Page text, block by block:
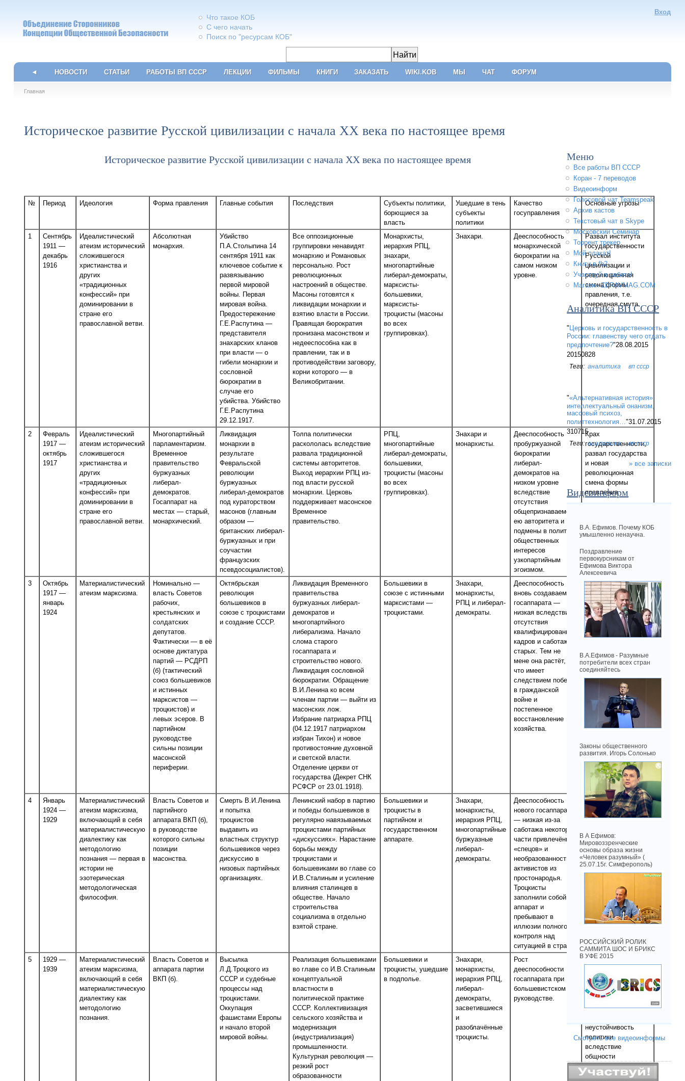
Что такое КОБ
С чего начать
Поиск по "ресурсам КОБ"
Вход
◄ НОВОСТИ СТАТЬИ РАБОТЫ ВП СССР ЛЕКЦИИ ФИЛЬМЫ КНИГИ ЗАКАЗАТЬ WIKI.KOB МЫ ЧАТ ФОРУМ
Главная
Историческое развитие Русской цивилизации с начала ХХ века по настоящее время
Меню
Все работы ВП СССР
Коран - 7 переводов
Видеоинформ
Голосовой чат Teamspeak
Архив кастов
Текстовый чат в Skype
Московский Семинар
Торрент трекер
Мой плакат!
Книги в fb2
Участвуй в работе!
Магазин ZDRAVMAG.COM
Аналитика ВП СССР
" Церковь и государственность в
России: главенству чего отдать
предпочтение?"28.08.2015
20150828
аналитика вп ссср
"«Альтернативная история»:
интеллектуальный онанизм,
массовый психоз,
политтехнология…"31.07.2015
310715
аналитика вп ссср
» все записки
Видеоинформ
В.А. Ефимов. Почему КОБ
умышленно ненаучна.
Поздравление
первокурсникам от
Ефимова Виктора
Алексеевича
В.А.Ефимов - Разумные
потребители всех стран
соединяйтесь
Законы общественного
развития. Игорь Солонько
В А Ефимов:
Мировоззренческие
основы образа жизни
«Человек разумный» (
25.07.15г. Симферополь)
РОССИЙСКИЙ РОЛИК
САММИТА ШОС И БРИКС
В УФЕ 2015
Смотреть все видеоинформы
Историческое развитие Русской цивилизации с начала ХХ века по настоящее время
№ Период Идеология Форма правления Главные события Последствия
Субъекты политики,
борющиеся за
власть
Ушедшие в тень
субъекты
политики
Качество
госуправления
Основные угрозы
1
Сентябрь
1911 —
декабрь
1916
Идеалистический
атеизм исторический
сложившегося
христианства и
других
«традиционных
конфессий» при
доминировании в
стране его
православной ветви.
Абсолютная
монархия.
Убийство
П.А.Столыпина 14
сентября 1911 как
ключевое событие к
развязыванию
первой мировой
войны. Первая
мировая война.
Предостережение
Г.Е.Распутина —
представителя
знахарских кланов
при власти — о
гибели монархии и
сословной
бюрократии в
случае его
убийства. Убийство
Г.Е.Распутина
29.12.1917.
Все оппозиционные
группировки ненавидят
монархию и Романовых
персонально. Рост
революционных
настроений в обществе.
Масоны готовятся к
ликвидации монархии и
взятию власти в России.
Правящая бюрократия
пронизана масонством и
недееспособна как в
правлении, так и в
противодействии заговору,
корни которого — в
Великобритании.
Монархисты,
иерархия РПЦ,
знахари,
многопартийные
либерал-демократы,
марксисты-
большевики,
марксисты-
троцкисты (масоны
во всех
группировках).
Знахари.
Дееспособность
монархической
бюрократии на
самом низком
уровне.
Развал института
государственности
Русской
цивилизации и
революционная
смена формы
правления, т.е.
очередная смута.
2
Февраль
1917 —
октябрь
1917
Идеалистический
атеизм исторический
сложившегося
христианства и
других
«традиционных
конфессий» при
доминировании в
стране его
православной ветви.
Многопартийный
парламентаризм.
Временное
правительство
буржуазных
либерал-
демократов.
Госаппарат на
местах — старый,
монархический.
Ликвидация
монархии в
результате
Февральской
революции
буржуазных
либерал-демократов
под кураторством
масонов (главным
образом —
британских либерал-
буржуазных и при
соучастии
французских
псевдосоциалистов).
Толпа политически
раскололась вследствие
развала традиционной
системы авторитетов.
Выход иерархии РПЦ из-
под власти русской
монархии. Церковь
поддерживает масонское
Временное
правительство.
РПЦ,
многопартийные
либерал-демократы,
большевики,
троцкисты (масоны
во всех
группировках).
Знахари и
монархисты.
Дееспособность
пробуржуазной
бюрократии
либерал-
демократов на
низком уровне
вследствие
отсутствия
общепризнаваемого
ею авторитета и
подмены в политике
общественных
интересов
узкопартийным
эгоизмом.
Крах
государственности,
развал государства
и новая
революционная
смена формы
правления.
3
Октябрь
1917 —
январь
1924
Материалистический
атеизм марксизма.
Номинально —
власть Советов
рабочих,
крестьянских и
солдатских
депутатов.
Фактически — в её
основе диктатура
партий — РСДРП
(б) (тактический
союз большевиков
и истинных
марксистов —
троцкистов) и
левых эсеров. В
партийном
руководстве
сильны позиции
масонской
периферии.
Октябрьская
революция
большевиков в
союзе с троцкистами
и создание СССР.
Ликвидация Временного
правительства
буржуазных либерал-
демократов и
многопартийного
либерализма. Начало
слома старого
госаппарата и
строительство нового.
Ликвидация сословной
бюрократии. Обращение
В.И.Ленина ко всем
членам партии — выйти из
масонских лож.
Избрание патриарха РПЦ
(04.12.1917 патриархом
избран Тихон) и новое
противостояние духовной
и светской власти.
Отделение церкви от
государства (Декрет СНК
РСФСР от 23.01.1918).
Большевики в
союзе с истинными
марксистами —
троцкистами.
Знахари,
монархисты,
РПЦ и либерал-
демократы.
Дееспособность
вновь создаваемого
госаппарата —
низкая вследствие
отсутствия
квалифицированных
кадров и саботажа
старых. Тем не
мене она растёт,
что имеет
следствием победу
в гражданской
войне и
постепенное
восстановление
хозяйства.
Курс на мировую
социалистическую
революцию.
Гражданская война
и развал экономики
России.
4
Январь
1924 —
1929
Материалистический
атеизм марксизма,
включающий в себя
материалистическую
диалектику как
методологию
познания — первая в
истории не
эзотерическая
методологическая
философия.
Власть Советов и
партийного
аппарата ВКП (б),
в руководстве
которого сильны
позиции
масонства.
Смерть В.И.Ленина
и попытка
троцкистов
выдавить из
властных структур
большевиков через
дискуссию в
низовых партийных
организациях.
Ленинский набор в партию
и победы большевиков в
регулярно навязываемых
троцкистами партийных
«дискуссиях». Нарастание
борьбы между
троцкистами и
большевиками во главе со
И.В.Сталиным и усиление
влияния сталинцев в
обществе. Начало
строительства
социализма в отдельно
взятой стране.
Большевики и
троцкисты в
партийном и
государственном
аппарате.
Знахари,
монархисты,
иерархия РПЦ,
многопартийные
буржуазные
либерал-
демократы.
Дееспособность
нового госаппарата
— низкая из-за
саботажа некоторой
части привлечённых
«спецов» и
необразованности
активистов из
простонародья.
Троцкисты
заполнили собой
аппарат и
пребывают в
иллюзии полного
контроля над
ситуацией в стране.
Рост кулачества и
расслоение
крестьянства.
прошлого разруха в
промышленности,
утрата
обороноспособности
государственной
независимости в
случае новой
мировой войны за
передел мира.
5
1929 —
1939
Материалистический
атеизм марксизма,
включающий в себя
материалистическую
диалектику как
методологию
познания.
Власть Советов и
аппарата партии
ВКП (б).
Высылка
Л.Д.Троцкого из
СССР и судебные
процессы над
троцкистами.
Оккупация
фашистами Европы
и начало второй
мировой войны.
Реализация большевиками
во главе со И.В.Сталиным
концептуальной
властности в
политической практике
СССР. Коллективизация
сельского хозяйства и
модернизация
(индустриализация)
промышленности.
Культурная революция —
резкий рост
образованности
Большевики и
троцкисты, ушедшие
в подполье.
Знахари,
монархисты,
иерархия РПЦ,
либерал-
демократы,
засветившиеся
и
разоблачённые
троцкисты.
Рост
дееспособности
госаппарата при
большевистском
руководстве.
Наращивание
экономической
мощи фашистской
Германии и
империалистической
неустойчивость
политики
вследствие
общности
марксистского
лексикона для